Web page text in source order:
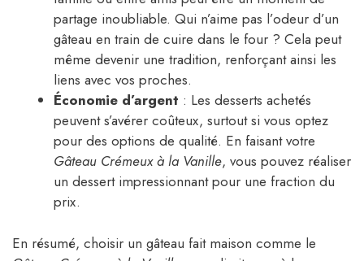
partage inoubliable. Qui n’aime pas l’odeur d’un
gâteau en train de cuire dans le four ? Cela peut
même devenir une tradition, renforçant ainsi les
liens avec vos proches.
Économie d’argent : Les desserts achetés
peuvent s’avérer coûteux, surtout si vous optez
pour des options de qualité. En faisant votre
Gâteau Crémeux à la Vanille, vous pouvez réaliser
un dessert impressionnant pour une fraction du
prix.
En résumé, choisir un gâteau fait maison comme le